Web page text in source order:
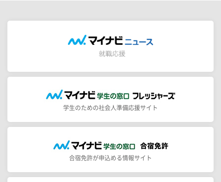
学生のための社会人準備応援サイト
合宿免許が申込める情報サイト